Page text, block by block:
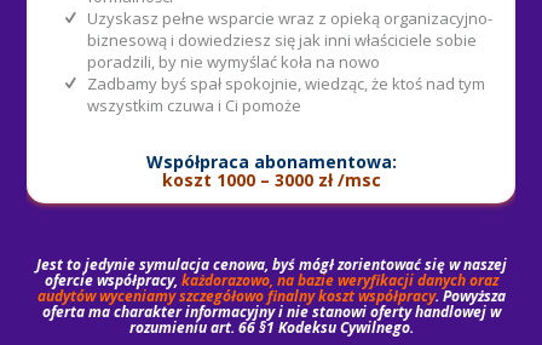
Uzyskasz pełne wsparcie wraz z opieką organizacyjno-
biznesową i dowiedziesz się jak inni właściciele sobie
poradzili, by nie wymyślać koła na nowo
Zadbamy byś spał spokojnie, wiedząc, że ktoś nad tym
wszystkim czuwa i Ci pomoże
Współpraca abonamentowa:
koszt 1000 – 3000 zł /msc
Jest to jedynie symulacja cenowa, byś mógł zorientować się w naszej
ofercie współpracy, każdorazowo, na bazie weryfikacji danych oraz
audytów wyceniamy szczegółowo finalny koszt współpracy. Powyższa
oferta ma charakter informacyjny i nie stanowi oferty handlowej w
rozumieniu art. 66 §1 Kodeksu Cywilnego.